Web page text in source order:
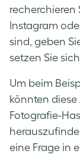
recherchieren
Instagram
sind, geben
setzen Sie
Um beim
könnten
Fotografie-
eine Frage in